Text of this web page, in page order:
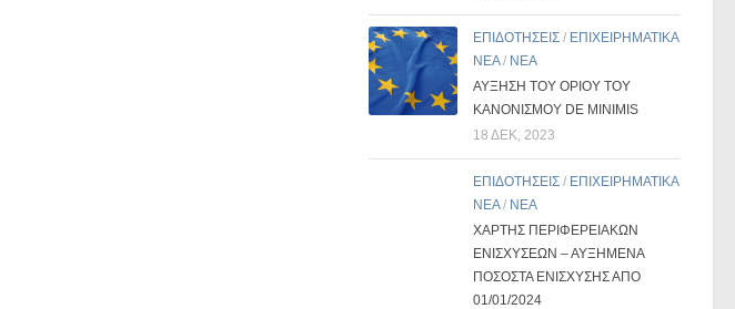
ΕΠΙΔΟΤΗΣΕΙΣ / ΕΠΙΧΕΙΡΗΜΑΤΙΚΑ
ΝΕΑ/ ΝΕΑ
ΑΥΞΗΣΗ ΤΟΥ ΟΡΙΟΥ ΤΟΥ
ΚΑΝΟΝΙΣΜΟΥ DE MINIMIS
18 ΔΕΚ, 2023
ΕΠΙΔΟΤΗΣΕΙΣ / ΕΠΙΧΕΙΡΗΜΑΤΙΚΑ
ΝΕΑ/ ΝΕΑ
ΧΑΡΤΗΣ ΠΕΡΙΦΕΡΕΙΑΚΩΝ
ΕΝΙΣΧΥΣΕΩΝ – ΑΥΞΗΜΕΝΑ
ΠΟΣΟΣΤΑ ΕΝΙΣΧΥΣΗΣ ΑΠΟ
01/01/2024